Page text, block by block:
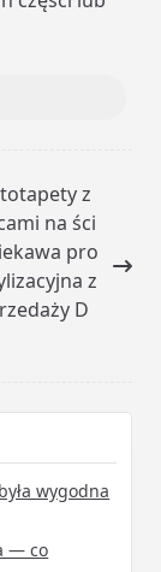
z
na ści
pro
z
D
wygodna
— co